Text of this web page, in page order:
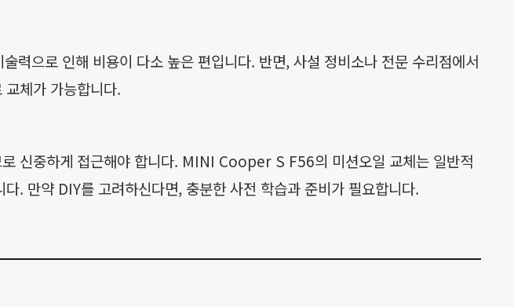
력으로 인해 비용이 다소 높은 편입니다. 반면, 사설 정비소나 전문 수리점에서
체가 가능합니다.
신중하게 접근해야 합니다. MINI Cooper S F56의 미션오일 교체는 일반적
. 만약 DIY를 고려하신다면, 충분한 사전 학습과 준비가 필요합니다.